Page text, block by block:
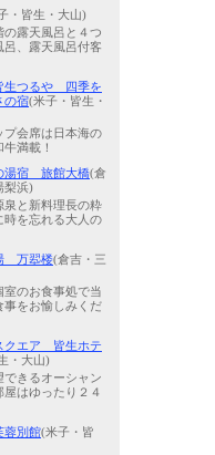
・皆生・大山)
の露天風呂と４つ
呂、露天風呂付客
つるや 四季を
の宿(米子・皆生・
プ会席は日本海の
満載！
湯宿 旅館大橋(倉
梨浜)
泉と新料理長の粋
時を忘れる大人の
万翆楼(倉吉・三
室のお食事処で当
事をお愉しみくだ
クエア 皆生ホテ
・大山)
できるオーシャン
屋はゆったり２４
別館(米子・皆